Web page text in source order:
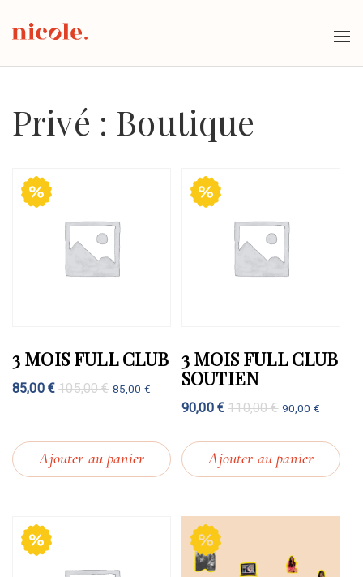
Privé : Boutique
3 MOIS FULL CLUB
85,00 € 105,00€ 85,00 €
Ajouter au panier
3 MOIS FULL CLUB
SOUTIEN
90,00 € 110,00€ 90,00 €
Ajouter au panier